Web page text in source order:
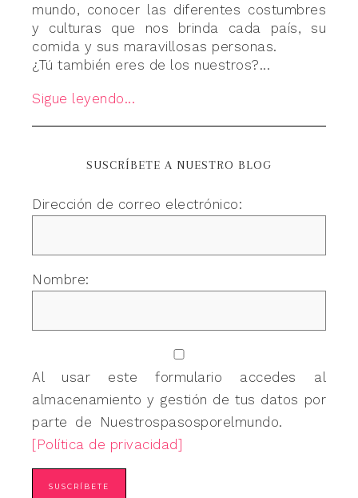
mundo, conocer las diferentes costumbres
y culturas que nos brinda cada país, su
comida y sus maravillosas personas.
¿Tú también eres de los nuestros?...
Sigue leyendo...
SUSCRÍBETE A NUESTRO BLOG
Dirección de correo electrónico:
Nombre:
Al usar este formulario accedes al
almacenamiento y gestión de tus datos por
parte de Nuestrospasosporelmundo.
[Política de privacidad]